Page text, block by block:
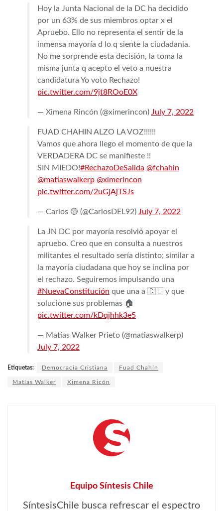
Hoy la Junta Nacional de la DC ha decidido
por un 63% de sus miembros optar x el
Apruebo. Ello no representa el sentir de la
inmensa mayoría d lo q siente la ciudadania.
No me sorprende esta decisión, la toma la
misma junta q acepto el veto a nuestra
candidatura Yo voto Rechazo!
pic.twitter.com/9jt8ROoE0X
— Ximena Rincón (@ximerincon) July 7, 2022
FUAD CHAHIN ALZO LA VOZ!!!!!!
Vamos que ahora llego el momento de que la
VERDADERA DC se manifieste !!
SIN MIEDO!#RechazoDeSalida @fchahin
@matiaswalkerp @ximerincon
pic.twitter.com/2uGjAjTSJs
— Carlos 🟡 (@CarlosDEL92) July 7, 2022
La JN DC por mayoría resolvió apoyar el
apruebo. Creo que en consulta a nuestros
militantes el resultado sería distinto; similar a
la mayoría ciudadana que hoy se inclina por
el rechazo. Seguiremos impulsando una
#NuevaConstitución que una a 🇨🇱 y que
solucione sus problemas 🏠
pic.twitter.com/kDqjhhk3e5
— Matías Walker Prieto (@matiaswalkerp)
July 7, 2022
Etiquetas: Democracia Cristiana Fuad Chahín
Matías Walker Ximena Ricón
Equipo Síntesis Chile
SíntesisChile busca refrescar el espectro